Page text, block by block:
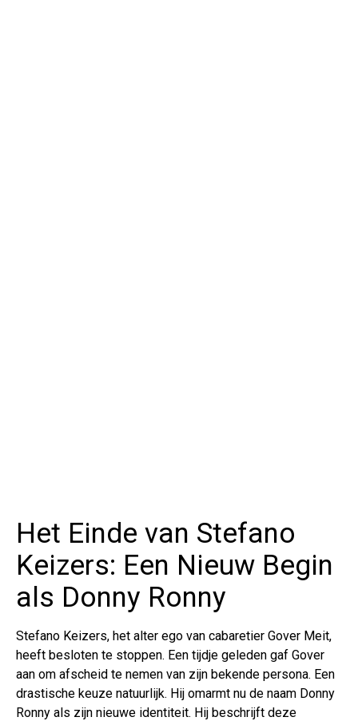
Het Einde van Stefano
Keizers: Een Nieuw Begin
als Donny Ronny
Stefano Keizers, het alter ego van cabaretier Gover Meit,
heeft besloten te stoppen. Een tijdje geleden gaf Gover
aan om afscheid te nemen van zijn bekende persona. Een
drastische keuze natuurlijk. Hij omarmt nu de naam Donny
Ronny als zijn nieuwe identiteit. Hij beschrijft deze